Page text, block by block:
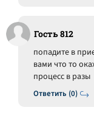
Гость 812
Ответить (0)
попадите в
вами что то
процесс в разы